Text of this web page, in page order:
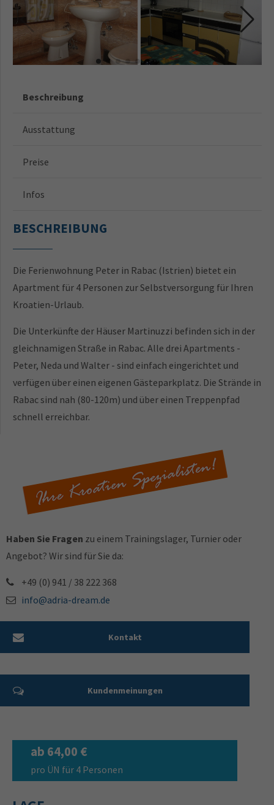
Beschreibung
Ausstattung
Preise
Infos
BESCHREIBUNG
Die Ferienwohnung Peter in Rabac (Istrien) bietet ein
Apartment für 4 Personen zur Selbstversorgung für Ihren
Kroatien-Urlaub.
Die Unterkünfte der Häuser Martinuzzi befinden sich in der
gleichnamigen Straße in Rabac. Alle drei Apartments -
Peter, Neda und Walter - sind einfach eingerichtet und
verfügen über einen eigenen Gästeparkplatz. Die Strände in
Rabac sind nah (80-120m) und über einen Treppenpfad
schnell erreichbar.
Haben Sie Fragen zu einem Trainingslager, Turnier oder
Angebot? Wir sind für Sie da:
+49 (0) 941 / 38 222 368
info@adria-dream.de
Kontakt
Kundenmeinungen
ab 64,00 €
pro ÜN für 4 Personen